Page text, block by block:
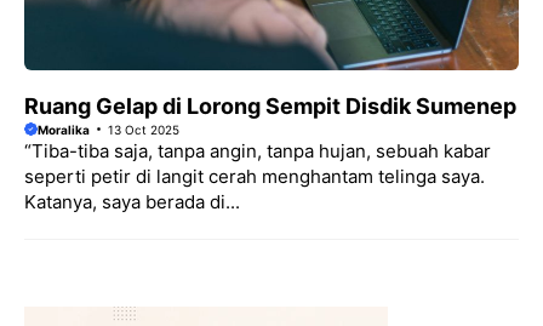
Ruang Gelap di Lorong Sempit Disdik Sumenep
Moralika 13 Oct 2025
“Tiba-tiba saja, tanpa angin, tanpa hujan, sebuah kabar
seperti petir di langit cerah menghantam telinga saya.
Katanya, saya berada di...